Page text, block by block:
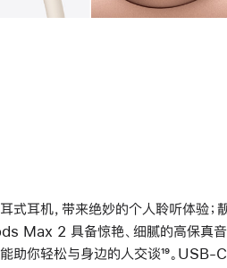
式耳机，带来绝妙的个人聆听体验
Max 2 具备惊艳、细腻的高保真音
助你轻松与身边的人交谈脚
¹⁹。USB-